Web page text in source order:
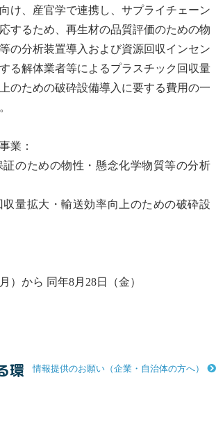
け、産官学で連携し、サプライチェーン
するため、再生材の品質評価のための物
の分析装置導入および資源回収インセン
る解体業者等によるプラスチック回収量
のための破砕設備導入に要する費用の一
業：
証のための物性・懸念化学物質等の分析
量拡大・輸送効率向上のための破砕設
）から 同年8月28日（金）
情報提供のお願い（企業・自治体の方へ）
環